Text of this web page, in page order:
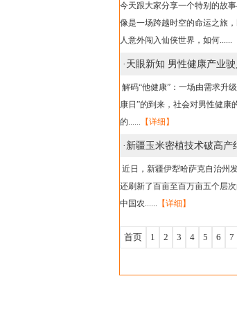
今天跟大家分享一个特别的故
像是一场跨越时空的命运之旅
人意外闯入仙侠世界，如何......
· 天眼新知 男性健康产业
解码“他健康”：一场由需求升
康日”的到来，社会对男性健康
的...... 【详细】
· 新疆玉米密植技术破高产
近日，新疆伊犁哈萨克自治州
还刷新了百亩至百万亩五个层
中国农...... 【详细】
首页 1 2 3 4 5 6 7